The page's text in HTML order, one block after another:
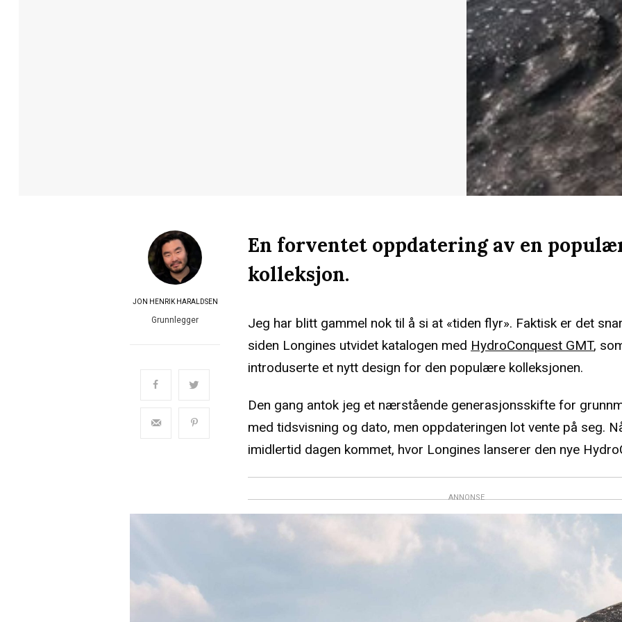
JON HENRIK HARALDSEN
Grunnlegger
En forventet oppdatering av en
kolleksjon.
Jeg har blitt gammel nok til å si at «tiden flyr». Faktisk er det
siden Longines utvidet katalogen med HydroConquest GMT,
introduserte et nytt design for den populære kolleksjonen.
Den gang antok jeg et nærstående generasjonsskifte for
med tidsvisning og dato, men oppdateringen lot vente på seg.
imidlertid dagen kommet, hvor Longines lanserer den nye
ANNONSE